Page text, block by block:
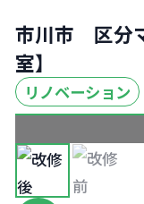
市川市 区分
室】
リノベーション